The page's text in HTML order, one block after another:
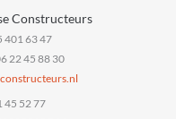
Constructeurs
401 63 47
22 45 88 30
45 52 77